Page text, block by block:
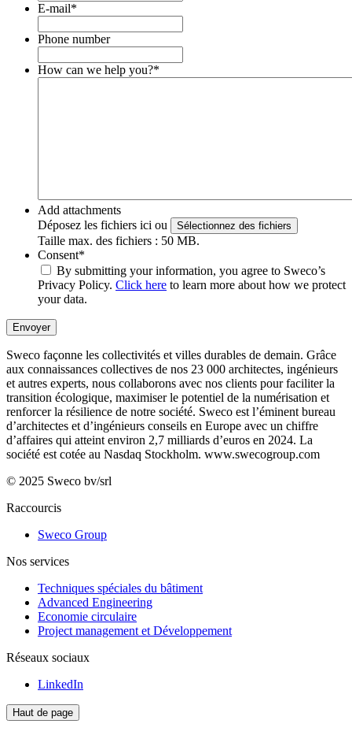
E-mail*
Phone number
How can we help you?*
Add attachments
Déposez les fichiers ici ou
Sélectionnez des fichiers
Taille max. des fichiers : 50 MB.
Consent*
By submitting your information, you agree to Sweco’s
Privacy Policy. Click here to learn more about how we protect
your data.
Envoyer
Sweco façonne les collectivités et villes durables de demain. Grâce
aux connaissances collectives de nos 23 000 architectes, ingénieurs
et autres experts, nous collaborons avec nos clients pour faciliter la
transition écologique, maximiser le potentiel de la numérisation et
renforcer la résilience de notre société. Sweco est l’éminent bureau
d’architectes et d’ingénieurs conseils en Europe avec un chiffre
d’affaires qui atteint environ 2,7 milliards d’euros en 2024. La
société est cotée au Nasdaq Stockholm. www.swecogroup.com
© 2025 Sweco bv/srl
Raccourcis
Sweco Group
Nos services
Techniques spéciales du bâtiment
Advanced Engineering
Economie circulaire
Project management et Développement
Réseaux sociaux
LinkedIn
Haut de page